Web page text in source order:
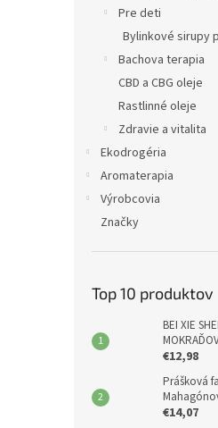
Pre deti
Bylinkové sirupy
Bachova terapia
CBD a CBG oleje
Rastlinné oleje
Zdravie a vitalita
Ekodrogéria
Aromaterapia
Výrobcovia
Značky
Top 10 produktov
BEI XIE
€12,98
Prášková
€14,07